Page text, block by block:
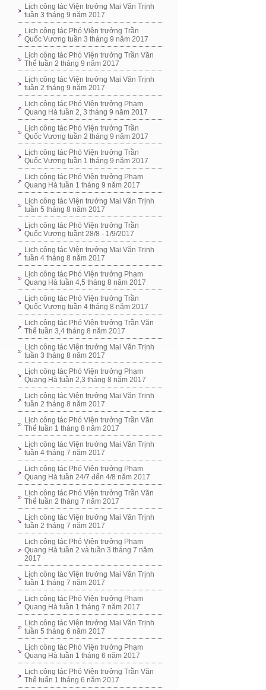
Lịch công tác Viện trưởng Mai Văn Trịnh
tuần 3 tháng 9 năm 2017
Lịch công tác Phó Viện trưởng Trần
Quốc Vương tuần 3 tháng 9 năm 2017
Lịch công tác Phó Viện trưởng Trần Văn
Thể tuần 2 tháng 9 năm 2017
Lịch công tác Viện trưởng Mai Văn Trịnh
tuần 2 tháng 9 năm 2017
Lịch công tác Phó Viện trưởng Phạm
Quang Hà tuần 2, 3 tháng 9 năm 2017
Lịch công tác Phó Viện trưởng Trần
Quốc Vương tuần 2 tháng 9 năm 2017
Lịch công tác Phó Viện trưởng Trần
Quốc Vương tuần 1 tháng 9 năm 2017
Lịch công tác Phó Viện trưởng Phạm
Quang Hà tuần 1 tháng 9 năm 2017
Lịch công tác Viện trưởng Mai Văn Trịnh
tuần 5 tháng 8 năm 2017
Lịch công tác Phó Viện trưởng Trần
Quốc Vương tuầnt 28/8 - 1/9/2017
Lịch công tác Viện trưởng Mai Văn Trịnh
tuần 4 tháng 8 năm 2017
Lịch công tác Phó Viện trưởng Phạm
Quang Hà tuần 4,5 tháng 8 năm 2017
Lịch công tác Phó Viện trưởng Trần
Quốc Vương tuần 4 tháng 8 năm 2017
Lịch công tác Phó Viện trưởng Trần Văn
Thể tuần 3,4 tháng 8 năm 2017
Lịch công tác Viện trưởng Mai Văn Trịnh
tuần 3 tháng 8 năm 2017
Lịch công tác Phó Viện trưởng Phạm
Quang Hà tuần 2,3 tháng 8 năm 2017
Lịch công tác Viện trưởng Mai Văn Trịnh
tuần 2 tháng 8 năm 2017
Lịch công tác Phó Viện trưởng Trần Văn
Thể tuần 1 tháng 8 năm 2017
Lịch công tác Viện trưởng Mai Văn Trịnh
tuần 4 tháng 7 năm 2017
Lịch công tác Phó Viện trưởng Phạm
Quang Hà tuần 24/7 đến 4/8 năm 2017
Lịch công tác Phó Viện trưởng Trần Văn
Thể tuần 2 tháng 7 năm 2017
Lịch công tác Viện trưởng Mai Văn Trịnh
tuần 2 tháng 7 năm 2017
Lịch công tác Phó Viện trưởng Phạm
Quang Hà tuần 2 và tuần 3 tháng 7 năm
2017
Lịch công tác Viện trưởng Mai Văn Trịnh
tuần 1 tháng 7 năm 2017
Lịch công tác Phó Viện trưởng Phạm
Quang Hà tuần 1 tháng 7 năm 2017
Lịch công tác Viện trưởng Mai Văn Trịnh
tuần 5 tháng 6 năm 2017
Lịch công tác Phó Viện trưởng Phạm
Quang Hà tuần 1 tháng 6 năm 2017
Lịch công tác Phó Viện trưởng Trần Văn
Thể tuấn 1 tháng 6 năm 2017